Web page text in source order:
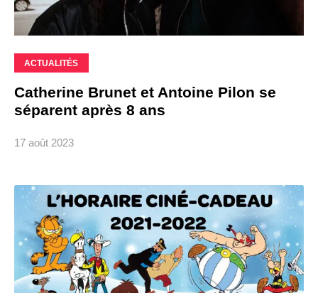
ACTUALITÉS
Catherine Brunet et Antoine Pilon se
séparent après 8 ans
17 août 2023